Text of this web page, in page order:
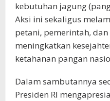
kebutuhan jagung
Aksi ini sekaligus
petani, pemerintah,
meningkatkan
ketahanan pangan
Dalam sambutannya
Presiden RI